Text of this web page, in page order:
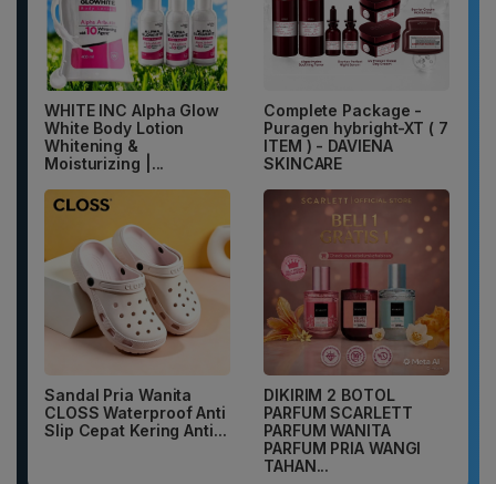
WHITE INC Alpha Glow
White Body Lotion
Whitening &
Moisturizing |...
Complete Package -
Puragen hybright-XT ( 7
ITEM ) - DAVIENA
SKINCARE
Sandal Pria Wanita
CLOSS Waterproof Anti
Slip Cepat Kering Anti...
DIKIRIM 2 BOTOL
PARFUM SCARLETT
PARFUM WANITA
PARFUM PRIA WANGI
TAHAN...